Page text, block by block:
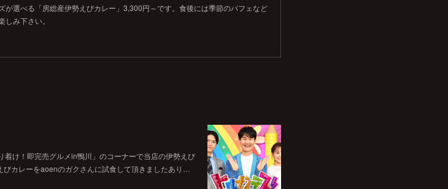
が選べる「房総産伊勢えびカレー」3,300円～です。食後には季節のパフェなど
み下さい。
け！即完売グルメin鴨川」のコーナーで当店の伊勢えび
カレーをaoenのガクさんに試食して頂きましたあり…